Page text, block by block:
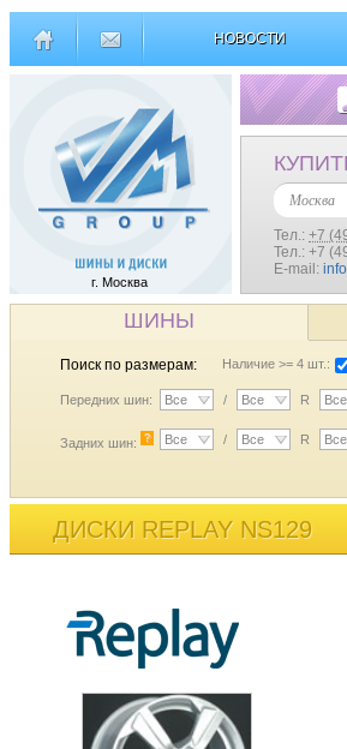
НОВОСТИ
г. Москва
Москва
Тел.: +7
Тел.: +7
E-mail:
ШИНЫ
Поиск по размерам: Наличие >= 4 шт.:
Передних шин: Все / Все R Все
Задних шин: ? Все / Все R Все
ДИСКИ REPLAY NS129